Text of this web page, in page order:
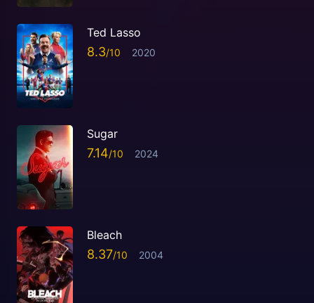
Ted Lasso
8.3 2020
Sugar
7.14 2024
Bleach
8.37 2004